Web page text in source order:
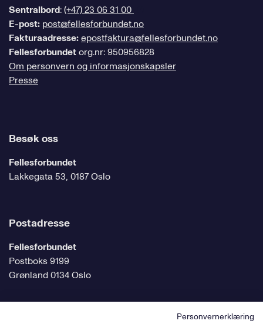
Sentralbord:(+47) 23 06 31 00
E-post: post@fellesforbundet.no
Fakturaadresse:epostfaktura@fellesforbundet.no
Fellesforbundetorg.nr: 950956828
Om personvern og informasjonskapsler
Presse
Besøk oss
Fellesforbundet
Lakkegata 53, 0187 Oslo
Postadresse
Fellesforbundet
Postboks 9199
Grønland 0134 Oslo
Personvernerklæring